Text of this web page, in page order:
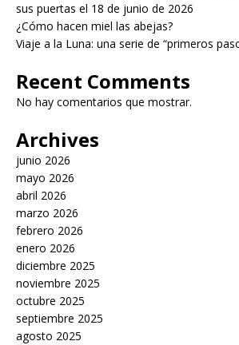
sus puertas el 18 de junio de 2026
¿Cómo hacen miel las abejas?
Viaje a la Luna: una serie de “primeros
Recent Comments
No hay comentarios que mostrar.
Archives
junio 2026
mayo 2026
abril 2026
marzo 2026
febrero 2026
enero 2026
diciembre 2025
noviembre 2025
octubre 2025
septiembre 2025
agosto 2025